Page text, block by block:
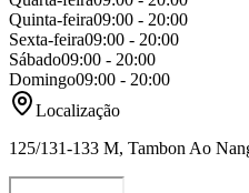
Quinta-feira09:00 - 20:00
Sexta-feira09:00 - 20:00
Sábado09:00 - 20:00
Domingo09:00 - 20:00
Localização
125/131-133 M, Tambon Ao